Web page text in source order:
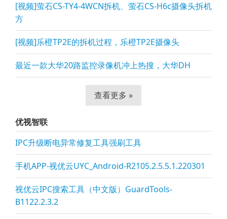
[视频]萤石CS-TY4-4WCN拆机、萤石CS-H6c摄像头拆机
方
[视频]乐橙TP2E的拆机过程，乐橙TP2E摄像头
最近一款大华20路监控录像机冲上热搜，大华DH
查看更多 »
优视智联
IPC升级断电异常修复工具强刷工具
手机APP-视优云UYC_Android-R2105.2.5.5.1.220301
视优云IPC搜索工具（中文版）GuardTools-
B1122.2.3.2